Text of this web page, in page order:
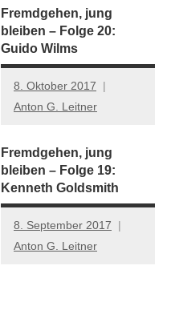
Fremdgehen, jung
bleiben – Folge 20:
Guido Wilms
8. Oktober 2017
Anton G. Leitner
Fremdgehen, jung
bleiben – Folge 19:
Kenneth Goldsmith
8. September 2017
Anton G. Leitner